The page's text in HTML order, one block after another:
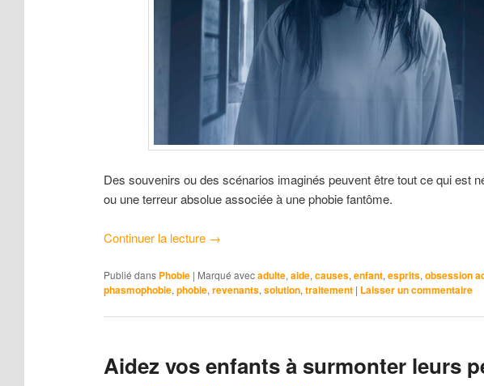
Des souvenirs ou des scénarios imaginés peuvent être tout ce qui est
ou une terreur absolue associée à une phobie fantôme.
Continuer la lecture →
Publié dans Phobie | Marqué avec adulte, aide, causes, enfant, esprits, obsession
phasmophobie, phobie, revenants, solution, traitement | Laisser un commentaire
Aidez vos enfants à surmonter leurs